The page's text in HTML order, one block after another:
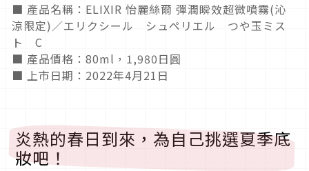
■ 產品名稱：ELIXIR 怡麗絲爾 彈潤瞬效超微噴霧(沁
涼限定)／エリクシール シュペリエル つや玉ミス
ト C
■ 產品價格：80ml，1,980日圓
■ 上市日期：2022年4月21日
炎熱的春日到來，為自己挑選夏季底
妝吧！